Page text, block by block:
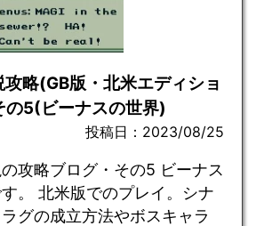
略(GB版・北米エディショ
の5(ビーナスの世界)
投稿日：2023/08/25
攻略ブログ・その5 ビーナス
。 北米版でのプレイ。シナ
グの成立方法やボスキャラ